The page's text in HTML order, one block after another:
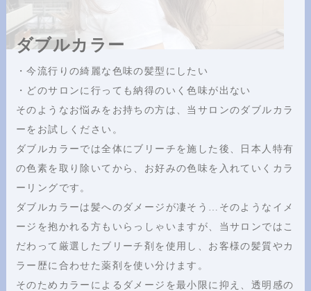
ダブルカラー
・今流行りの綺麗な色味の髪型にしたい
・どのサロンに行っても納得のいく色味が出ない
そのようなお悩みをお持ちの方は、当サロンのダブルカラ
ーをお試しください。
ダブルカラーでは全体にブリーチを施した後、日本人特有
の色素を取り除いてから、お好みの色味を入れていくカラ
ーリングです。
ダブルカラーは髪へのダメージが凄そう…そのようなイメ
ージを抱かれる方もいらっしゃいますが、当サロンではこ
だわって厳選したブリーチ剤を使用し、お客様の髪質やカ
ラー歴に合わせた薬剤を使い分けます。
そのためカラーによるダメージを最小限に抑え、透明感の